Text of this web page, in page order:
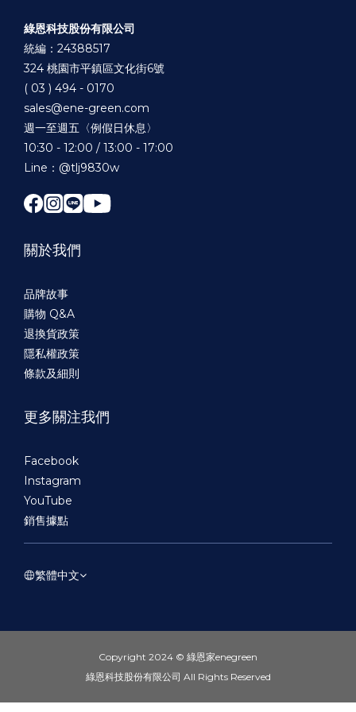
綠恩科技股份有限公司
統編：24388517
324 桃園市平鎮區文化街6號
( 03 ) 494 - 0170
sales@ene-green.com
週一至週五〈例假日休息〉
10:30 - 12:00 / 13:00 - 17:00
Line：@tlj9830w
關於我們
品牌故事
購物 Q&A
退換貨政策
隱私權政策
條款及細則
更多關注我們
Facebook
Instagram
YouTube
銷售據點
繁體中文
Copyright 2024 © 綠恩家enegreen
綠恩科技股份有限公司 All Rights Reserved